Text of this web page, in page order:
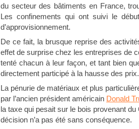
du secteur des bâtiments en France,
Les confinements qui ont suivi le
d’approvisionnement.
De ce fait, la brusque reprise des
effet de surprise chez les entreprises de
tenté chacun à leur façon, et tant bien
directement participé à la hausse des prix.
La pénurie de matériaux et plus
par l’ancien président américain Donald
la taxe qui pesait sur le bois provenant
décision n’a pas été sans conséquence.